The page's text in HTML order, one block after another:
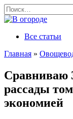
Перейти
к
содержанию
Search
for:
Все статьи
Главная »
Сравниваю
рассады
экономией